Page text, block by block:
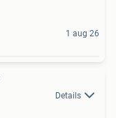
1 aug 26
Details